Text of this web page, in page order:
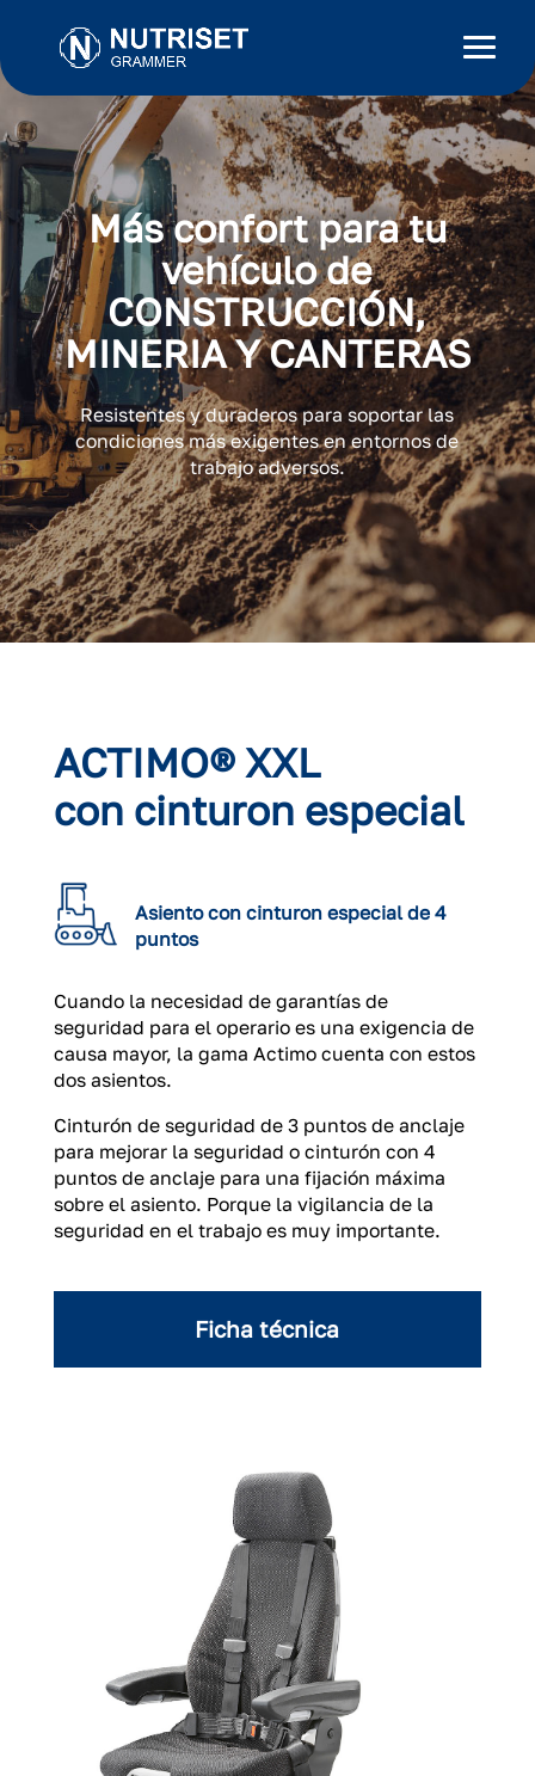
Más confort para tu
vehículo de
CONSTRUCCIÓN,
MINERIA Y CANTERAS
Resistentes y duraderos para soportar las
condiciones más exigentes en entornos de
trabajo adversos.
ACTIMO® XXL
con cinturon especial
Asiento con cinturon especial de 4
puntos
Cuando la necesidad de garantías de
seguridad para el operario es una exigencia de
causa mayor, la gama Actimo cuenta con estos
dos asientos.
Cinturón de seguridad de 3 puntos de anclaje
para mejorar la seguridad o cinturón con 4
puntos de anclaje para una fijación máxima
sobre el asiento. Porque la vigilancia de la
seguridad en el trabajo es muy importante.
Ficha técnica